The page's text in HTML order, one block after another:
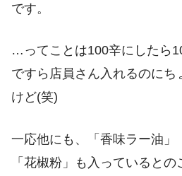
です。
…ってことは100辛にしたら
ですら店員さん入れるのにち
けど(笑)
一応他にも、「香味ラー油」
「花椒粉」も入っていると